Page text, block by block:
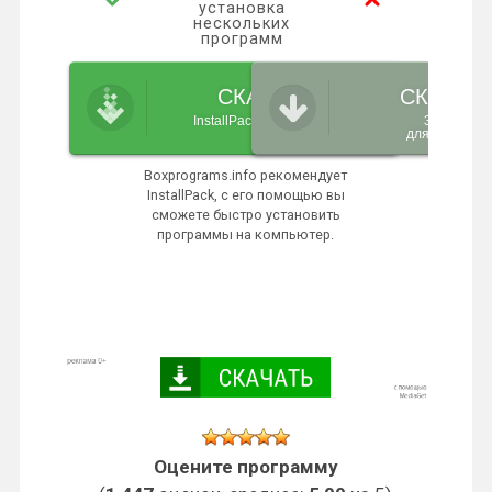
установка
нескольких
программ
СКАЧАТЬ
InstallPack_3utools.exe
3uTools
для Windows
Boxprograms.info рекомендует
InstallPack, с его помощью вы
сможете быстро установить
программы на компьютер.
Оцените программу